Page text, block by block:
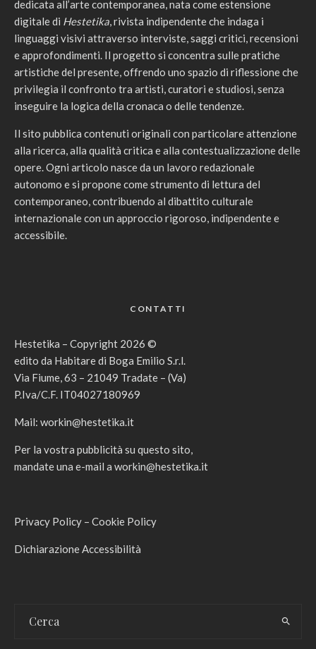
dedicata all’arte contemporanea, nata come estensione
digitale di Hestetika, rivista indipendente che indaga i
linguaggi visivi attraverso interviste, saggi critici, recensioni
e approfondimenti. Il progetto si concentra sulle pratiche
artistiche del presente, offrendo uno spazio di riflessione che
privilegia il confronto tra artisti, curatori e studiosi, senza
inseguire la logica della cronaca o delle tendenze.
Il sito pubblica contenuti originali con particolare attenzione
alla ricerca, alla qualità critica e alla contestualizzazione delle
opere. Ogni articolo nasce da un lavoro redazionale
autonomo e si propone come strumento di lettura del
contemporaneo, contribuendo al dibattito culturale
internazionale con un approccio rigoroso, indipendente e
accessibile.
CONTATTI
Hestetika – Copyright 2026 ©
edito da Habitare di Boga Emilio S.r.l.
Via Fiume, 63 – 21049 Tradate – (Va)
P.Iva/C.F. IT04027180969
Mail: workin@hestetika.it
Per la vostra pubblicità su questo sito,
mandate una e-mail a workin@hestetika.it
Privacy Policy – Cookie Policy
Dichiarazione Accessibilità